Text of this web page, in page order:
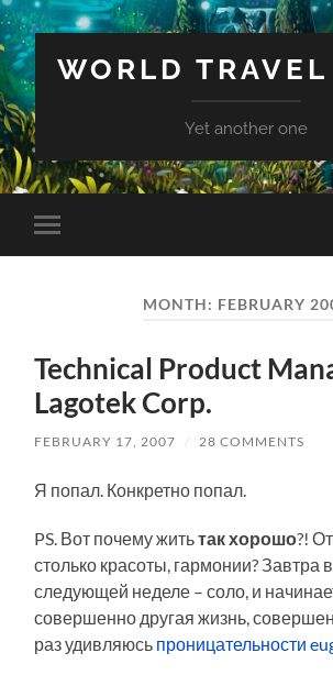
WORLD
Yet another one
Toggle
mobile
MONTH: FEBRUARY
Technical Product
Lagotek Corp.
FEBRUARY 17, 2007 / 28 COMMENTS
Я попал. Конкретно попал.
PS. Вот почему житьтак хорошо?!
столько красоты, гармонии? Завтра
следующей неделе – соло, и
совершенно другая жизнь,
раз удивляюсь проницательности